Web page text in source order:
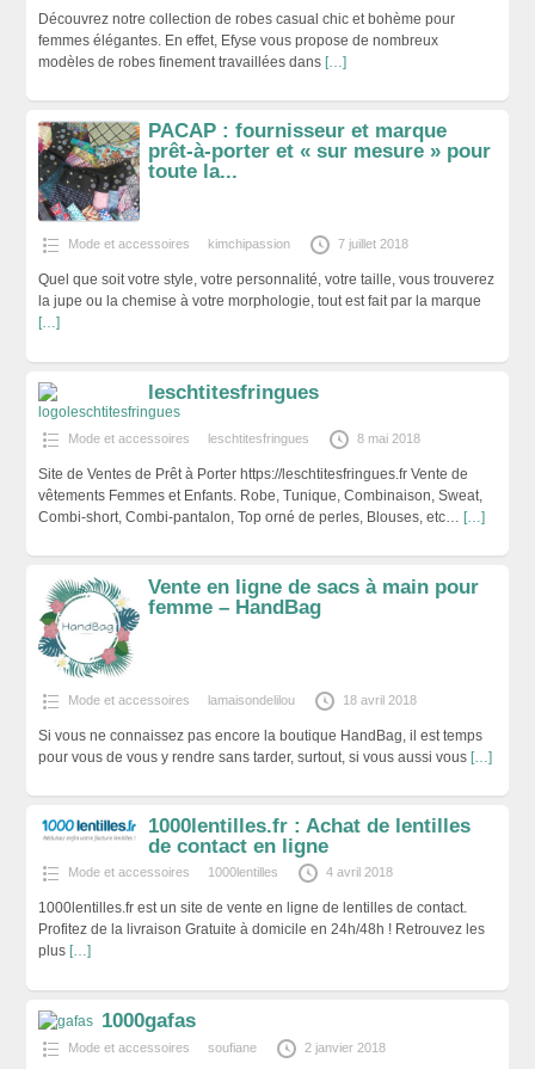
Découvrez notre collection de robes casual chic et bohème pour
femmes élégantes. En effet, Efyse vous propose de nombreux
modèles de robes finement travaillées dans […]
PACAP : fournisseur et marque
prêt-à-porter et « sur mesure » pour
toute la...
Mode et accessoires kimchipassion 7 juillet 2018
Quel que soit votre style, votre personnalité, votre taille, vous trouverez
la jupe ou la chemise à votre morphologie, tout est fait par la marque
[…]
leschtitesfringues
Mode et accessoires leschtitesfringues 8 mai 2018
Site de Ventes de Prêt à Porter https://leschtitesfringues.fr Vente de
vêtements Femmes et Enfants. Robe, Tunique, Combinaison, Sweat,
Combi-short, Combi-pantalon, Top orné de perles, Blouses, etc… […]
Vente en ligne de sacs à main pour
femme – HandBag
Mode et accessoires lamaisondelilou 18 avril 2018
Si vous ne connaissez pas encore la boutique HandBag, il est temps
pour vous de vous y rendre sans tarder, surtout, si vous aussi vous […]
1000lentilles.fr : Achat de lentilles
de contact en ligne
Mode et accessoires 1000lentilles 4 avril 2018
1000lentilles.fr est un site de vente en ligne de lentilles de contact.
Profitez de la livraison Gratuite à domicile en 24h/48h ! Retrouvez les
plus […]
1000gafas
Mode et accessoires soufiane 2 janvier 2018